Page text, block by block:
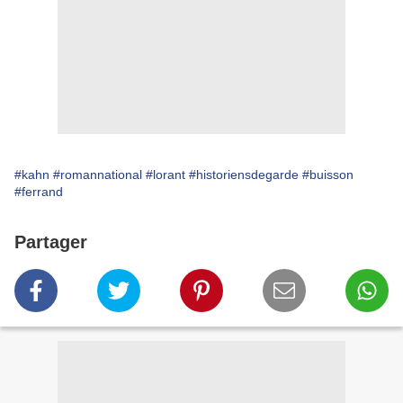
#kahn #romannational #lorant #historiensdegarde #buisson
#ferrand
Partager